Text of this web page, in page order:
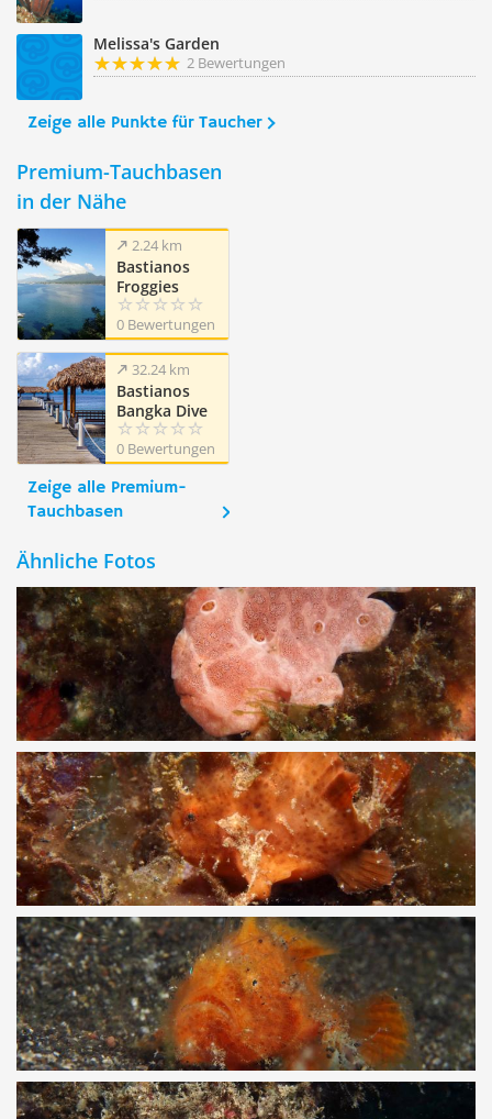
Melissa's Garden
2 Bewertungen
Zeige alle Punkte für Taucher
Premium-Tauchbasen
in der Nähe
2.24 km
Bastianos
Froggies
Lembeh Dive
Resort
0 Bewertungen
32.24 km
Bastianos
Bangka Dive
Resort
0 Bewertungen
Zeige alle Premium-
Tauchbasen
Ähnliche Fotos